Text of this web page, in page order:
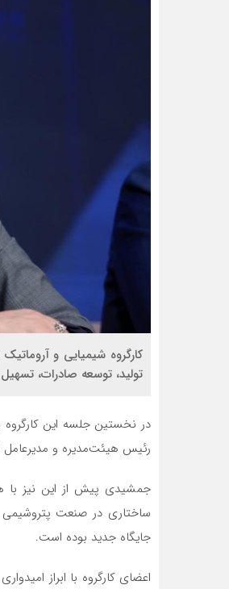
تولید، توسعه صادرات،
در نخستین جلسه این کارگروه
رئیس هیئت‌مدیره و مدیرعامل
جمشیدی پیش از این نیز با
ساختاری در صنعت پتروشیمی
جایگاه جدید بوده است.
اعضای کارگروه با ابراز